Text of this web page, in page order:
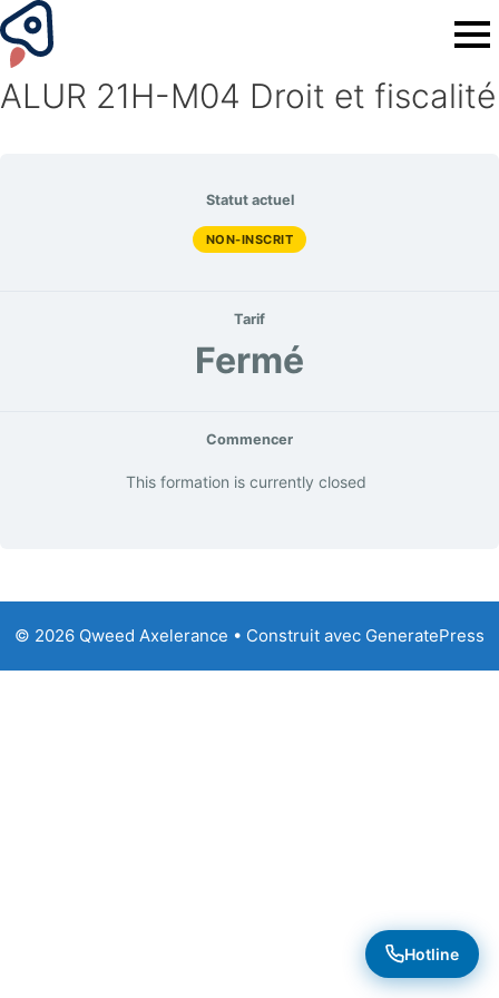
ALUR 21H-M04 Droit et fiscalité
Statut actuel
NON-INSCRIT
Tarif
Fermé
Commencer
This formation is currently closed
© 2026 Qweed Axelerance • Construit avec GeneratePress
Hotline